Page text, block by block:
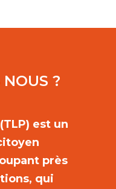
?
est un
près
qui